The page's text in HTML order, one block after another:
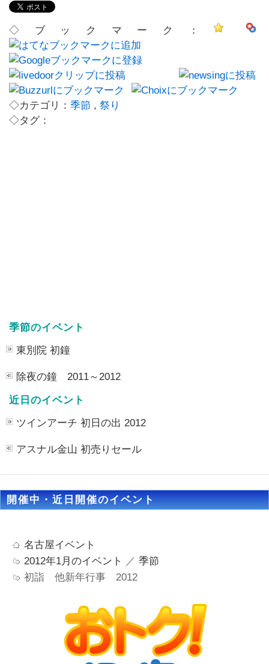
◇ブックマーク：
◇カテゴリ： 季節 , 祭り
◇タグ：
季節のイベント
東別院 初鐘
除夜の鐘 2011～2012
近日のイベント
ツインアーチ 初日の出 2012
アスナル金山 初売りセール
開催中・近日開催のイベント
名古屋イベント
2012年1月のイベント
／ 季節
初詣 他新年行事 2012